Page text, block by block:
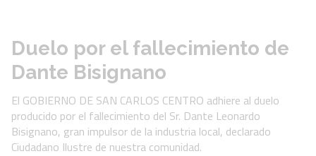
Duelo por el fallecimiento de
Dante Bisignano
El GOBIERNO DE SAN CARLOS CENTRO adhiere al duelo
producido por el fallecimiento del Sr. Dante Leonardo
Bisignano, gran impulsor de la industria local, declarado
Ciudadano Ilustre de nuestra comunidad.